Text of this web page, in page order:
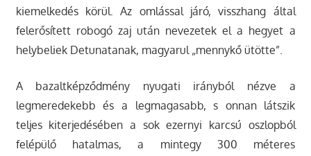
kiemelkedés körül. Az omlással járó, visszhang által
felerősített robogó zaj után nevezetek el a hegyet a
helybeliek Detunatanak, magyarul „mennykő ütötte”.
A bazaltképződmény nyugati irányból nézve a
legmeredekebb és a legmagasabb, s onnan látszik
teljes kiterjedésében a sok ezernyi karcsú oszlopból
felépülő hatalmas, a mintegy 300 méteres